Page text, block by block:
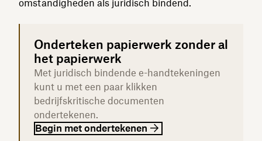
omstandigheden als juridisch bindend.
Onderteken papierwerk zonder al
het papierwerk
Met juridisch bindende e-handtekeningen
kunt u met een paar klikken
bedrijfskritische documenten
ondertekenen.
Begin met ondertekenen